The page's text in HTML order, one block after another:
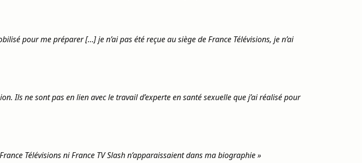
pour me préparer […] je n’ai pas été reçue au siège de France Télévisions, je n’ai
Ils ne sont pas en lien avec le travail d’experte en santé sexuelle que j’ai réalisé pour
Télévisions ni France TV Slash n’apparaissaient dans ma biographie »